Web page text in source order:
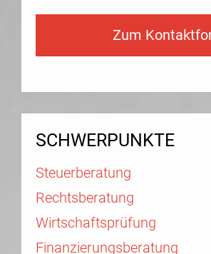
Zum
SCHWERPUNKTE
Steuerberatung
Rechtsberatung
Wirtschaftsprüfung
Finanzierungsberatung